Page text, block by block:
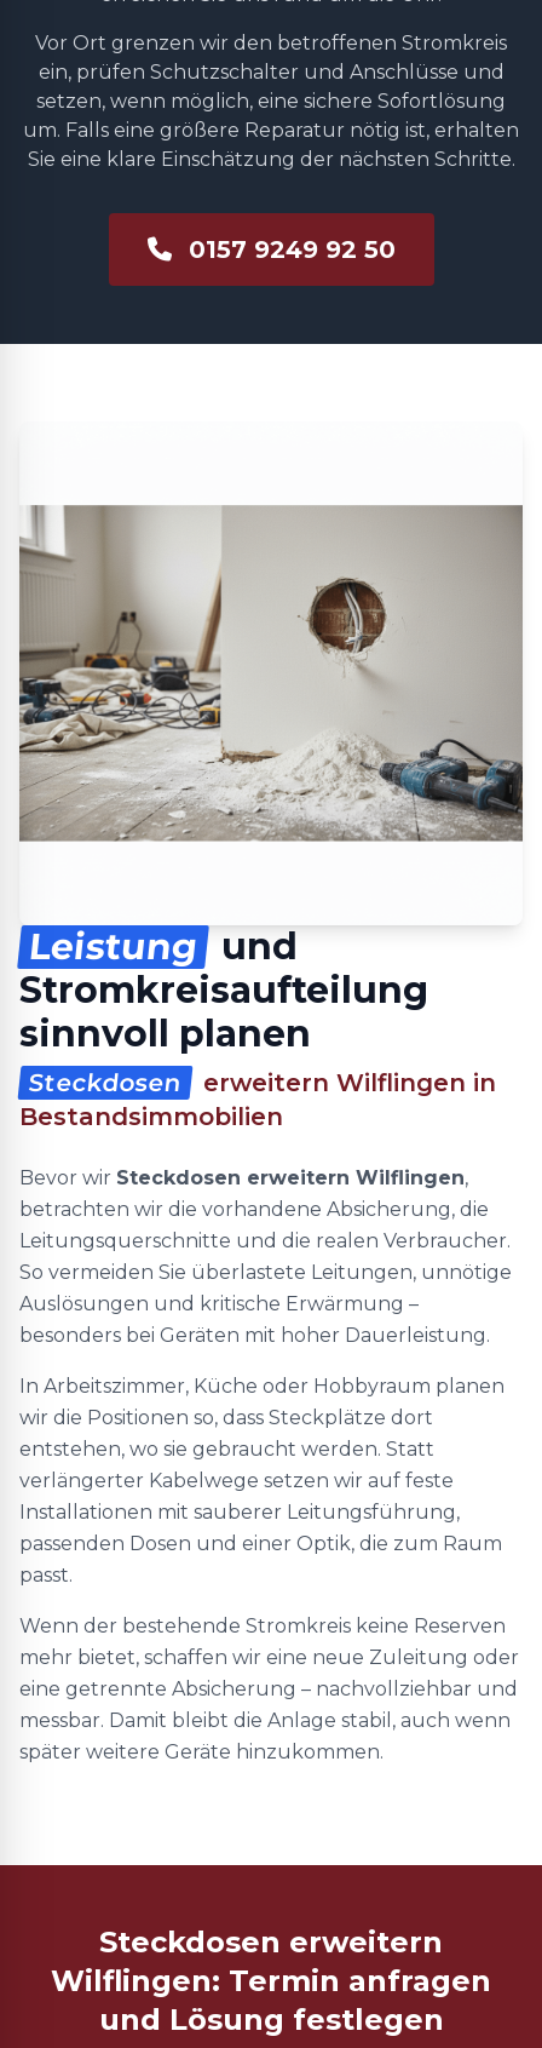
Vor Ort grenzen wir den betroffenen Stromkreis
ein, prüfen Schutzschalter und Anschlüsse und
setzen, wenn möglich, eine sichere Sofortlösung
um. Falls eine größere Reparatur nötig ist, erhalten
Sie eine klare Einschätzung der nächsten Schritte.
0157 9249 92 50
Leistung
und
Stromkreisaufteilung
sinnvoll planen
Steckdosen
erweitern Wilflingen in
Bestandsimmobilien
Bevor wir Steckdosen erweitern Wilflingen,
betrachten wir die vorhandene Absicherung, die
Leitungsquerschnitte und die realen Verbraucher.
So vermeiden Sie überlastete Leitungen, unnötige
Auslösungen und kritische Erwärmung –
besonders bei Geräten mit hoher Dauerleistung.
In Arbeitszimmer, Küche oder Hobbyraum planen
wir die Positionen so, dass Steckplätze dort
entstehen, wo sie gebraucht werden. Statt
verlängerter Kabelwege setzen wir auf feste
Installationen mit sauberer Leitungsführung,
passenden Dosen und einer Optik, die zum Raum
passt.
Wenn der bestehende Stromkreis keine Reserven
mehr bietet, schaffen wir eine neue Zuleitung oder
eine getrennte Absicherung – nachvollziehbar und
messbar. Damit bleibt die Anlage stabil, auch wenn
später weitere Geräte hinzukommen.
Steckdosen erweitern
Wilflingen: Termin anfragen
und Lösung festlegen